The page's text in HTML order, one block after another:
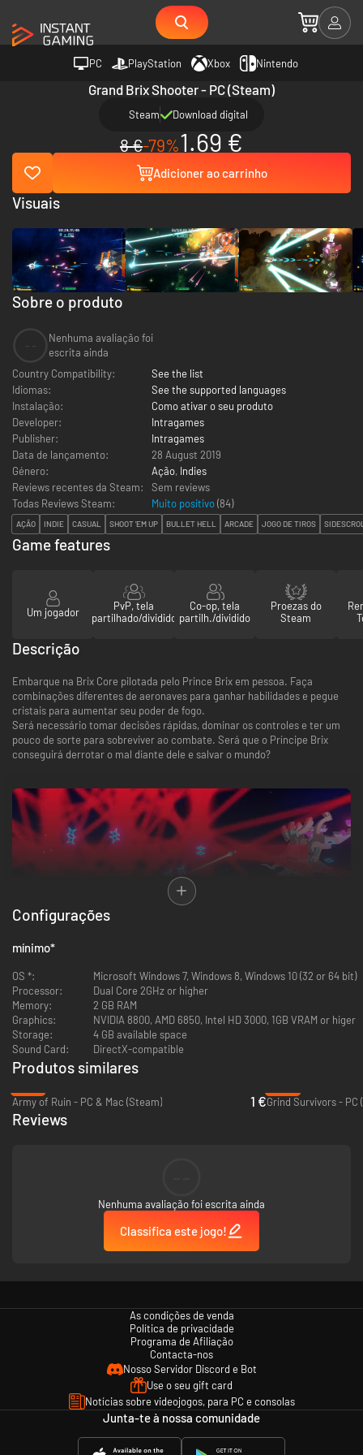
PC PlayStation Xbox Nintendo
Grand Brix Shooter - PC (Steam)
Steam Download digital
8 €-79%1.69 €
Adicioner ao carrinho
Sobre o produto
Nenhuma avaliação foi
escrita ainda
Country Compatibility:
See the list
Idiomas:
See the supported languages
Instalação:
Como ativar o seu produto
Developer:
Intragames
Publisher:
Intragames
Data de lançamento:
28 August 2019
Género:
Ação, Indies
Reviews recentes da Steam:
Sem reviews
Todas Reviews Steam:
Muito positivo(84)
AÇÃO INDIE CASUAL SHOOT 'EM UP BULLET HELL ARCADE JOGO DE TIROS
Visuais
Game features
Um jogador
PvP, tela
partilhado/dividido
Co-op, tela
partilh./dividido
Proezas do
Steam
Descrição
Embarque na Brix Core pilotada pelo Prince Brix em pessoa. Faça
combinações diferentes de aeronaves para ganhar habilidades e pegue
cristais para aumentar seu poder de fogo.
Será necessário tomar decisões rápidas, dominar os controles e ter um
pouco de sorte para sobreviver ao combate. Será que o Príncipe Brix
conseguirá derrotar o mal diante dele e salvar o mundo?
Características do jogo:
- Sistema de fusão para combinar aeronaves que aparecem
aleatoriamente.
- Sistema de aprimoramento em que você ganha experiência para
- Elementos estratégicos: troque de aeronave na hora certa para
sobreviver às ondas de balas.
Configurações
mínimo*
OS *:
Microsoft Windows 7, Windows 8, Windows 10 (32 or 64 bit)
Processor:
Dual Core 2GHz or higher
Memory:
2 GB RAM
Graphics:
NVIDIA 8800, AMD 6850, Intel HD 3000, 1GB VRAM or higer
Storage:
4 GB available space
Sound Card:
DirectX-compatible
Produtos similares
Army of Ruin - PC & Mac (Steam)
1 €Grind Survivors - PC
Reviews
Nenhuma avaliação foi escrita ainda
Classifica este jogo!
As condições de venda
Política de privacidade
Programa de Afiliação
Contacta-nos
Nosso Servidor Discord e Bot
Use o seu gift card
Notícias sobre videojogos, para PC e consolas
Junta-te à nossa comunidade